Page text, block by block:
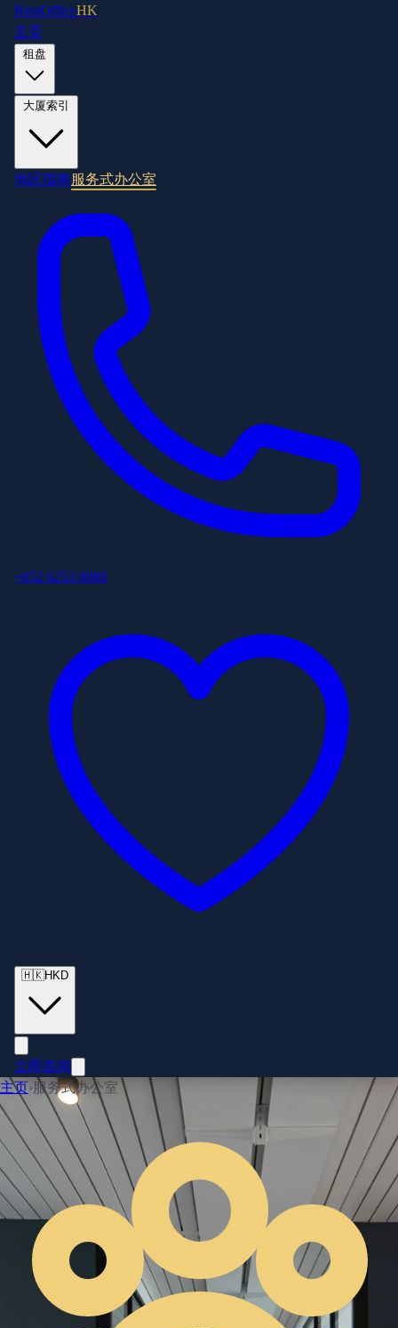
RentOfficeHK
主页
地区指南服务式办公室
+852 6253 8886
🇭🇰HKD
立即咨询
主页› 服务式办公室